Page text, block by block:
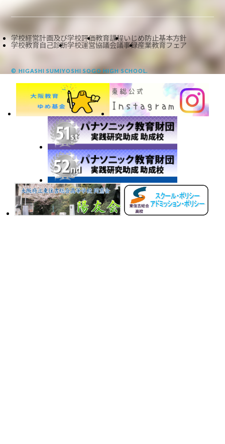
学校経営計画及び学校評価教育課程いじめ防止基本方針
学校教育自己診断学校運営協議会議事録産業教育フェア
© HIGASHI SUMIYOSHI SOGO HIGH SCHOOL.